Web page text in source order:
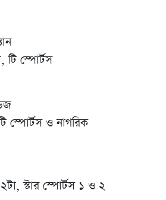
টি স্পোর্টস
স্পোর্টস ও নাগরিক
স্টার স্পোর্টস ১ ও ২